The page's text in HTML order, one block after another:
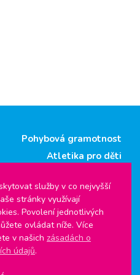
Pohybová gramotnost
Atletika pro děti
Štafetový pohár
Pohár rozhlasu
Středoškolský pohár
služby v co nejvyšší
stránky využívají
Povolení jednotlivých
ovládat níže. Více
v našich zásadách o
údajů.